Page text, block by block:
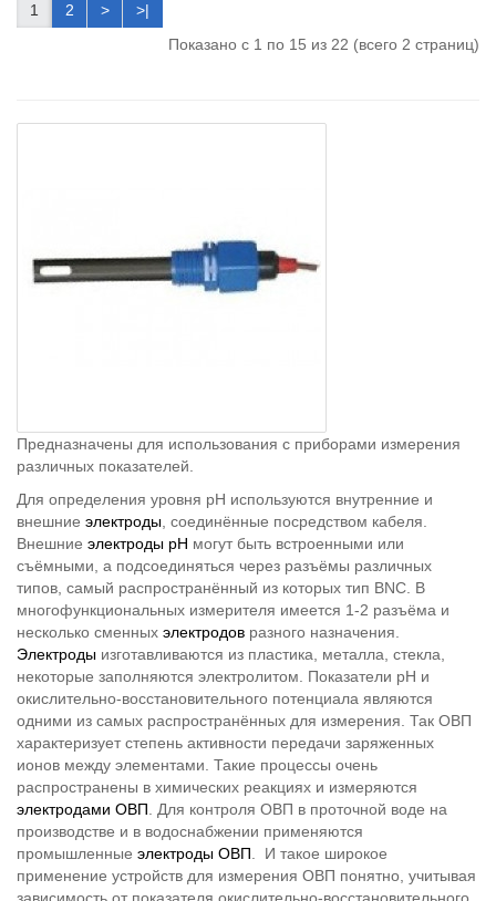
1 2 >
>|
Показано с 1 по 15 из 22 (всего 2 страниц)
Предназначены для использования с приборами измерения
различных показателей.
Для определения уровня рН используются внутренние и
внешние электроды , соединённые посредством кабеля.
Внешние электроды рН могут быть встроенными или
съёмными, а подсоединяться через разъёмы различных
типов, самый распространённый из которых тип BNC. В
многофункциональных измерителя имеется 1-2 разъёма и
несколько сменных электродов разного назначения.
Электроды изготавливаются из пластика, металла, стекла,
некоторые заполняются электролитом. Показатели рН и
окислительно-восстановительного потенциала являются
одними из самых распространённых для измерения. Так ОВП
характеризует степень активности передачи заряженных
ионов между элементами. Такие процессы очень
распространены в химических реакциях и измеряются
электродами ОВП . Для контроля ОВП в проточной воде на
производстве и в водоснабжении применяются
промышленные электроды ОВП . И такое широкое
применение устройств для измерения ОВП понятно, учитывая